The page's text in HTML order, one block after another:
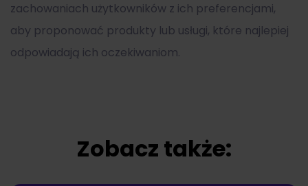
zachowaniach użytkowników z ich preferencjami,
aby proponować produkty lub usługi, które najlepiej
odpowiadają ich oczekiwaniom.
Zobacz także: